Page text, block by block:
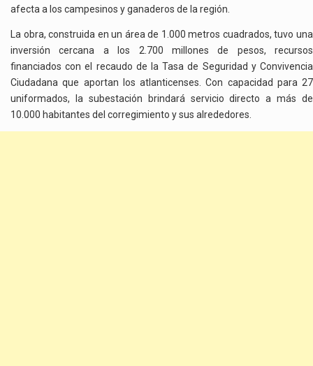
afecta a los campesinos y ganaderos de la región.
La obra, construida en un área de 1.000 metros cuadrados, tuvo una
inversión cercana a los 2.700 millones de pesos, recursos
financiados con el recaudo de la Tasa de Seguridad y Convivencia
Ciudadana que aportan los atlanticenses. Con capacidad para 27
uniformados, la subestación brindará servicio directo a más de
10.000 habitantes del corregimiento y sus alrededores.